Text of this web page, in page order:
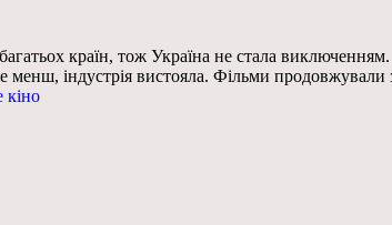
країн, тож Україна не стала
індустрія вистояла. Фільми продовжували
кіно